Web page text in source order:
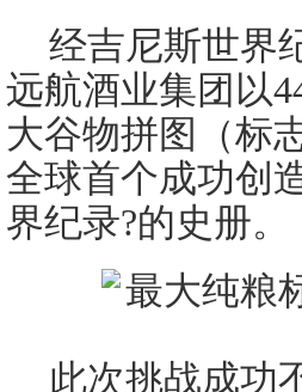
经吉尼斯世界
远航酒业集团以
大谷物拼图（标
全球首个成功创
界纪录?的史册。
此次挑战成功